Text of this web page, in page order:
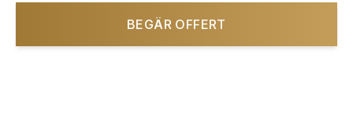
BEGÄR OFFERT